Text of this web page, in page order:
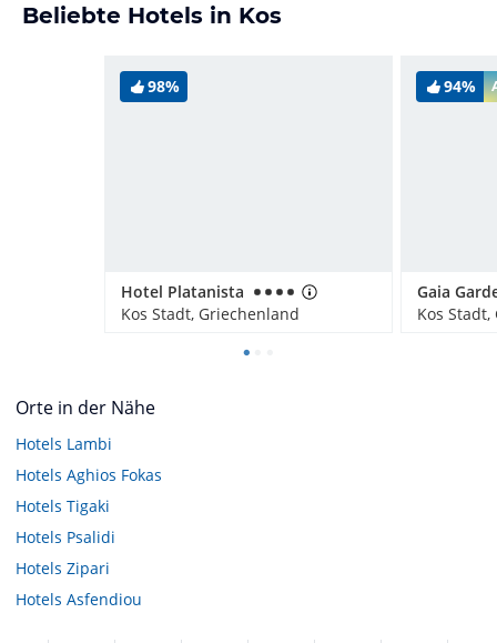
Beliebte Hotels in Kos
98%
Hotel Platanista
Kos Stadt, Griechenland
94%
Gaia
Kos
Orte in der Nähe
Hotels Lambi
Hotels Aghios Fokas
Hotels Tigaki
Hotels Psalidi
Hotels Zipari
Hotels Asfendiou